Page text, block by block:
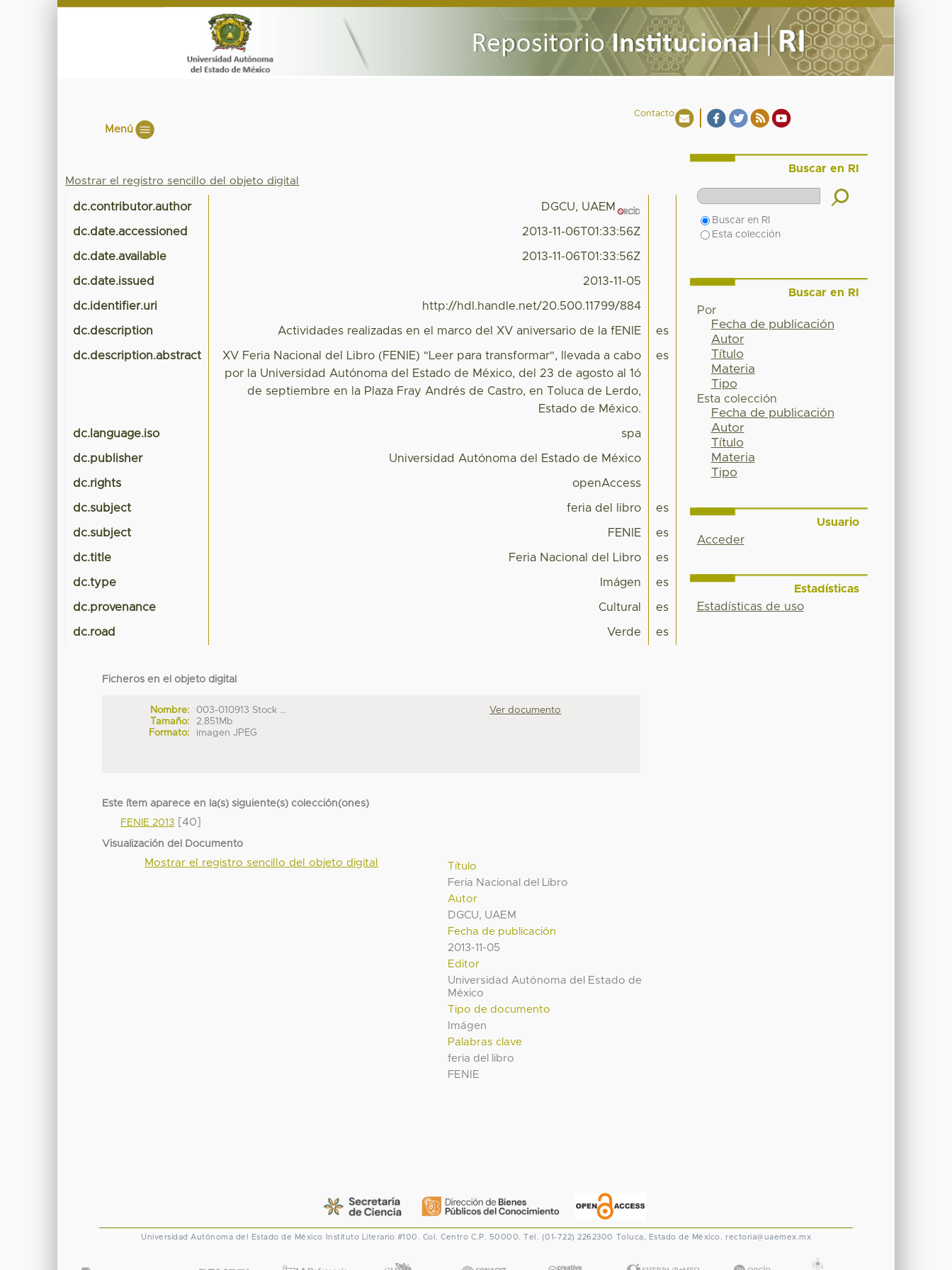
Contacto
Menú
Mostrar el registro sencillo del objeto digital
dc.contributor.author DGCU, UAEM
dc.date.accessioned 2013-11-06T01:33:56Z
dc.date.available 2013-11-06T01:33:56Z
dc.date.issued 2013-11-05
dc.identifier.uri http://hdl.handle.net/20.500.11799/884
dc.description Actividades realizadas en el marco del XV aniversario de la fENIE es
dc.description.abstract
XV Feria Nacional del Libro (FENIE) "Leer para transformar", llevada a cabo
por la Universidad Autónoma del Estado de México, del 23 de agosto al 1ó
de septiembre en la Plaza Fray Andrés de Castro, en Toluca de Lerdo,
Estado de México.
es
dc.language.iso spa
dc.publisher Universidad Autónoma del Estado de México
dc.rights openAccess
dc.subject feria del libro es
dc.subject FENIE es
dc.title Feria Nacional del Libro es
dc.type Imágen es
dc.provenance Cultural es
dc.road Verde es
Ficheros en el objeto digital
Nombre:
003-010913 Stock ...
Tamaño:
2.851Mb
Formato:
imagen JPEG
Ver documento
Este ítem aparece en la(s) siguiente(s) colección(ones)
FENIE 2013 [40]
Visualización del Documento
Título
Feria Nacional del Libro
Autor
DGCU, UAEM
Fecha de publicación
2013-11-05
Editor
Universidad Autónoma del Estado de
México
Tipo de documento
Imágen
Palabras clave
feria del libro
FENIE
Mostrar el registro sencillo del objeto digital
Buscar en RI
Buscar en RI
Esta colección
Buscar en RI
Por
Fecha de publicación
Autor
Título
Materia
Tipo
Esta colección
Fecha de publicación
Autor
Título
Materia
Tipo
Usuario
Acceder
Estadísticas
Estadísticas de uso
Universidad Autónoma del Estado de México Instituto Literario #100. Col. Centro C.P. 50000. Tel. (01-722) 2262300 Toluca, Estado de México. rectoria@uaemex.mx